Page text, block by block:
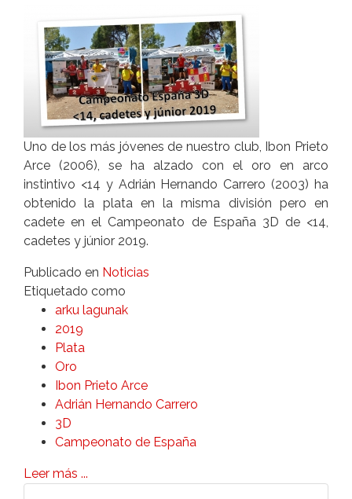
Uno de los más jóvenes de nuestro club, Ibon Prieto
Arce (2006), se ha alzado con el oro en arco
instintivo <14 y Adrián Hernando Carrero (2003) ha
obtenido la plata en la misma división pero en
cadete en el Campeonato de España 3D de <14,
cadetes y júnior 2019.
Publicado en Noticias
Etiquetado como
arku lagunak
2019
Plata
Oro
Ibon Prieto Arce
Adrián Hernando Carrero
3D
Campeonato de España
Leer más ...